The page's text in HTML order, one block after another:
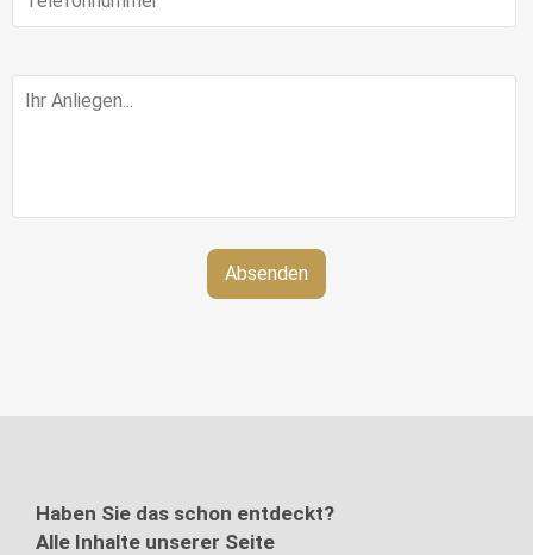
Haben Sie das schon entdeckt?
Alle Inhalte unserer Seite